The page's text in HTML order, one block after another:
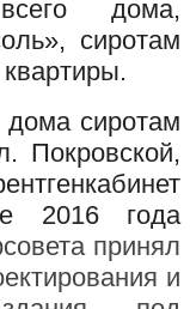
дома,
сиротам
дома сиротам
Покровской,
2016 года
принял
и